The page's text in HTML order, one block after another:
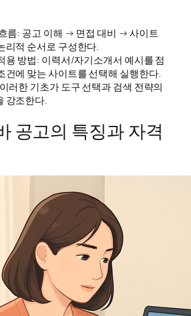
름: 공고 이해 → 면접 대비 → 사이트
리적 순서로 구성한다.
용 방법: 이력서/자기소개서 예시를 점
건에 맞는 사이트를 선택해 실행한다.
러한 기초가 도구 선택과 검색 전략의
강조한다.
공고의 특징과 자격